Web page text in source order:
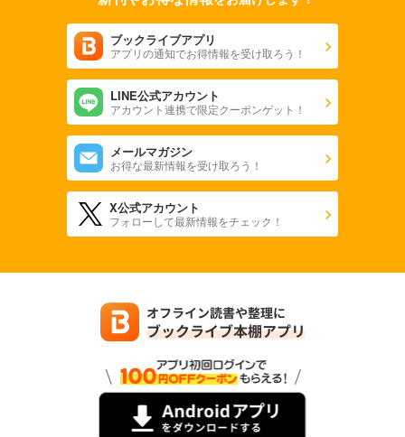
ブックライブアプリ
アプリの通知でお得情報を受け取ろう！
LINE公式アカウント
アカウント連携で限定クーポンゲット！
メールマガジン
お得な最新情報を受け取ろう！
X公式アカウント
フォローして最新情報をチェック！